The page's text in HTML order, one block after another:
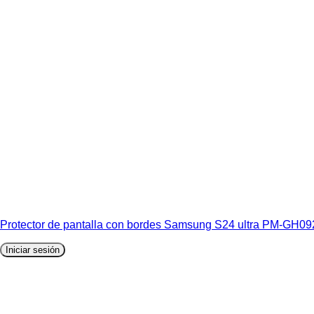
Protector de pantalla con bordes Samsung S24 ultra PM-
Iniciar sesión